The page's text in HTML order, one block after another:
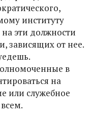
институту
эти должности
зависящих от нее.
в
на
или служебное